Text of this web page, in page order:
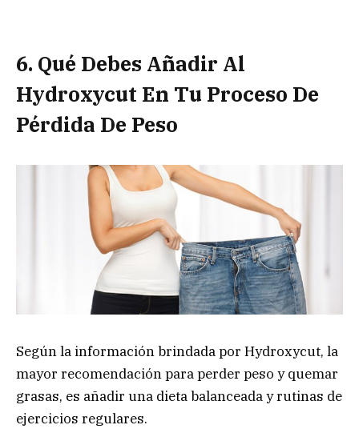
6. Qué Debes Añadir Al
Hydroxycut En Tu Proceso De
Pérdida De Peso
Según la información brindada por Hydroxycut, la
mayor recomendación para perder peso y quemar
grasas, es añadir una dieta balanceada y rutinas de
ejercicios regulares.